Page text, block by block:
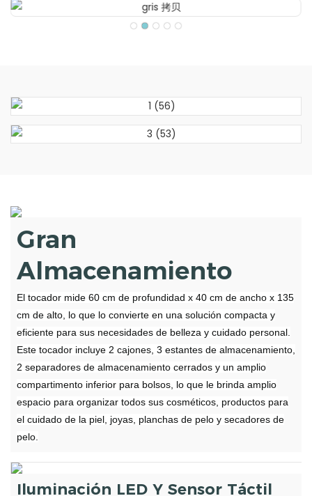
Gran
Almacenamiento
El tocador mide 60 cm de profundidad x 40 cm de ancho x 135
cm de alto, lo que lo convierte en una solución compacta y
eficiente para sus necesidades de belleza y cuidado personal.
Este tocador incluye 2 cajones, 3 estantes de almacenamiento,
2 separadores de almacenamiento cerrados y un amplio
compartimento inferior para bolsos, lo que le brinda amplio
espacio para organizar todos sus cosméticos, productos para
el cuidado de la piel, joyas, planchas de pelo y secadores de
pelo.
Iluminación LED Y Sensor Táctil